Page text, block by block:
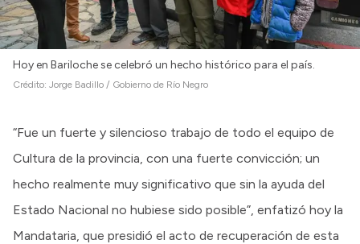
Hoy en Bariloche se celebró un hecho histórico para el país.
Crédito: Jorge Badillo / Gobierno de Río Negro
“Fue un fuerte y silencioso trabajo de todo el equipo de
Cultura de la provincia, con una fuerte convicción; un
hecho realmente muy significativo que sin la ayuda del
Estado Nacional no hubiese sido posible”, enfatizó hoy la
Mandataria, que presidió el acto de recuperación de esta